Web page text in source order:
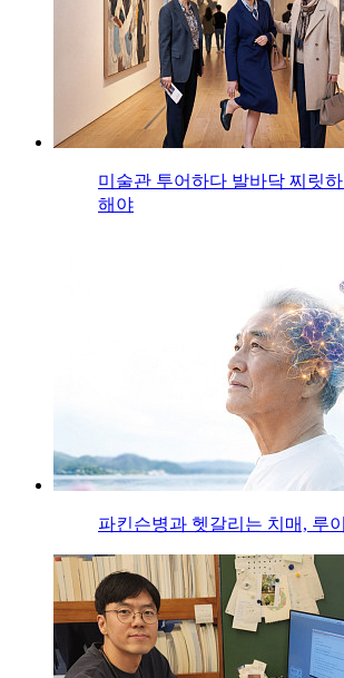
미술관 투어하다 발바닥 찌릿하
해야
파킨슨병과 헷갈리는 치매, 루